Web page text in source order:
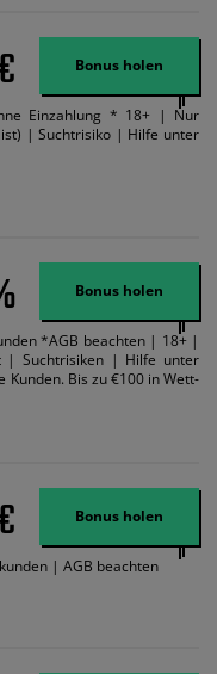
Bonus holen
Einzahlung * 18+ | Nur
| Suchtrisiko | Hilfe unter
Bonus holen
*AGB beachten | 18+ |
| Suchtrisiken | Hilfe unter
Bis zu €100 in Wett-
Einzahlung in
im gleichen Wert platzieren
und Ausnahmen. Der Bonus-
benutzt werden, jedoch
Bonus holen
| AGB beachten